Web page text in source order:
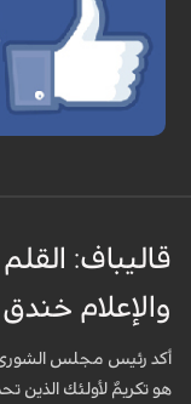
قاليباف:
والإعلام
أكد رئيس مجلس الشورى
هو تكريمٌ لأولئك الذين